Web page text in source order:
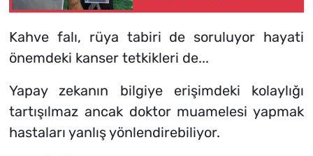
Kahve falı, rüya tabiri de soruluyor hayati
önemdeki kanser tetkikleri de...
Yapay zekanın bilgiye erişimdeki kolaylığı
tartışılmaz ancak doktor muamelesi yapmak
hastaları yanlış yönlendirebiliyor.